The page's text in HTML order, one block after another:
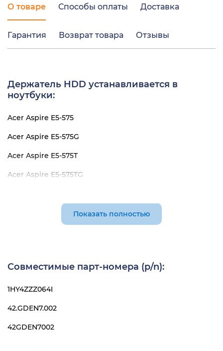
О товаре Способы оплаты Доставка
Гарантия Возврат товара Отзывы
Держатель HDD устанавливается в
ноутбуки:
Acer Aspire E5-575
Acer Aspire E5-575G
Acer Aspire E5-575T
Acer Aspire E5-575TG
Acer Aspire K50-20Показать полностью
Совместимые парт-номера (p/n):
1HY4ZZZ064I
42.GDEN7.002
42GDEN7002